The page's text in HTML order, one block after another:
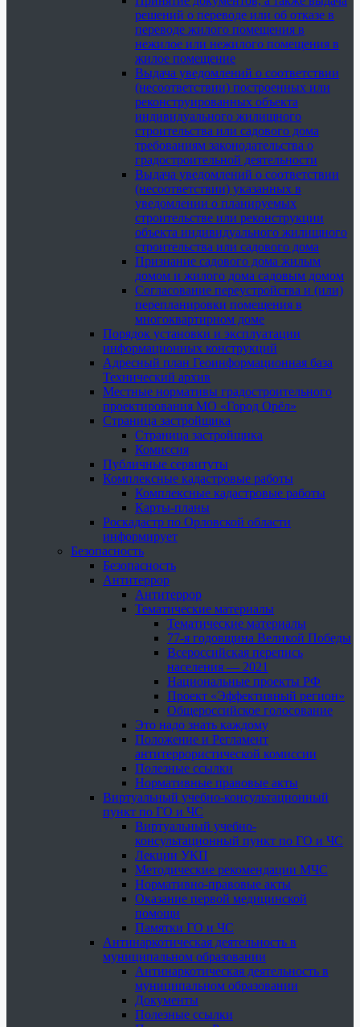
решений о переводе или об отказе в
переводе жилого помещения в
нежилое или нежилого помещения в
жилое помещение
Выдача уведомлений о соответствии
(несоответствии) построенных или
реконструированных объекта
индивидуального жилищного
строительства или садового дома
требованиям законодательства о
градостроительной деятельности
Выдача уведомлений о соответствии
(несоответствии) указанных в
уведомлении о планируемых
строительстве или реконструкции
объекта индивидуального жилищного
строительства или садового дома
Признание садового дома жилым
домом и жилого дома садовым домом
Согласование переустройства и (или)
перепланировки помещения в
многоквартирном доме
Порядок установки и эксплуатации
информационных конструкций
Адресный план Геоинформационная база
Технический архив
Местные нормативы градостроительного
проектирования МО «Город Орёл»
Страница застройщика
Страница застройщика
Комиссия
Публичные сервитуты
Комплексные кадастровые работы
Комплексные кадастровые работы
Карты-планы
Роскадастр по Орловской области
информирует
Безопасность
Безопасность
Антитеррор
Антитеррор
Тематические материалы
Тематические материалы
77-я годовщина Великой Победы
Всероссийская перепись
населения — 2021
Национальные проекты РФ
Проект «Эффективный регион»
Общероссийское голосование
Это надо знать каждому
Положение и Регламент
антитеррористической комиссии
Полезные ссылки
Нормативные правовые акты
Виртуальный учебно-консультационный
пункт по ГО и ЧС
Виртуальный учебно-
консультационный пункт по ГО и ЧС
Лекции УКП
Методические рекомендации МЧС
Нормативно-правовые акты
Оказание первой медицинской
помощи
Памятки ГО и ЧС
Антинаркотическая деятельность в
муниципальном образовании
Антинаркотическая деятельность в
муниципальном образовании
Документы
Полезные ссылки